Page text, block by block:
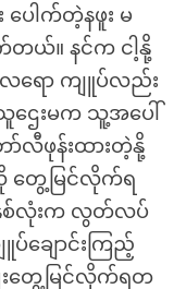
ေါက်တဲ့နဖူး မ
တယ်။ နင်က ငါ့နို့
ေရော ကျူပ်လည်း
ေးမက သူ့အပေါ်
လီဖုန်းထားတဲ့နို့
တွေ့မြင်လိုက်ရ
စ်လုံးက လွတ်လပ်
ချောင်းကြည့်
းတွေ့မြင်လိုက်ရတ